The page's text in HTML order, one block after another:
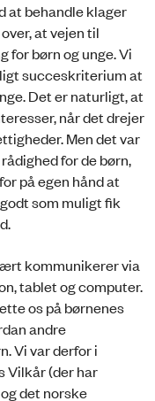
at behandle klager
at vejen til
for børn og unge. Vi
succeskriterium at
Det er naturligt, at
når det drejer
Men det var
for de børn,
på egen hånd at
som muligt fik
kommunikerer via
tablet og computer.
os på børnenes
andre
Vi var derfor i
Vilkår (der har
det norske